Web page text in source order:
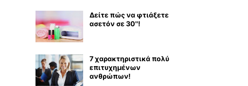
Δείτε πώς να φτιάξετε
ασετόν σε 30''!
7 χαρακτηριστικά πολύ
επιτυχημένων
ανθρώπων!